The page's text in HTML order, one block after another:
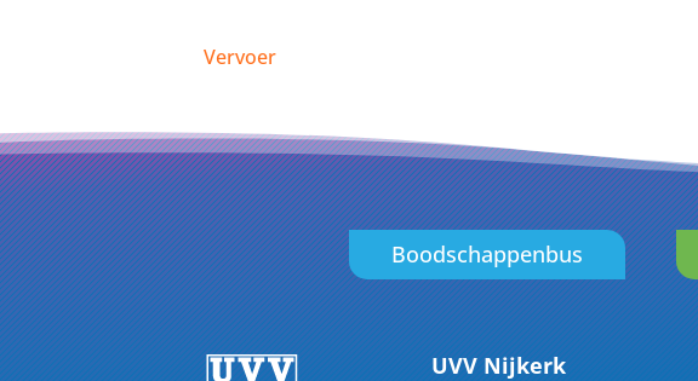
Vervoer
Boodschappenbus
UVV Nijkerk